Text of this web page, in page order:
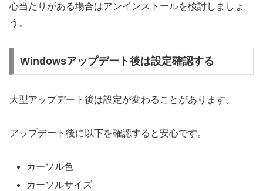
心当たりがある場合はアンインストールを検討しましょ
う。
Windowsアップデート後は設定確認する
大型アップデート後は設定が変わることがあります。
アップデート後に以下を確認すると安心です。
カーソル色
カーソルサイズ